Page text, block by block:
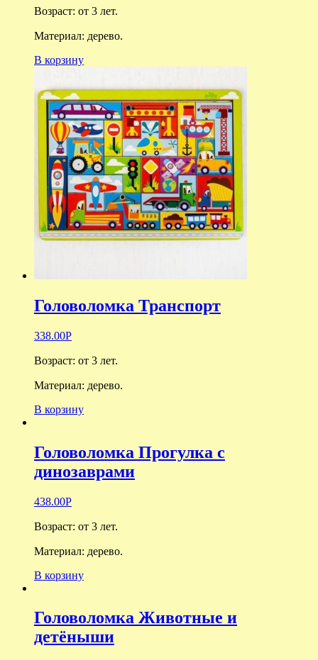
Возраст: от 3 лет.
Материал: дерево.
В корзину
Головоломка Транспорт
338.00Р
Возраст: от 3 лет.
Материал: дерево.
В корзину
Головоломка Прогулка с
динозаврами
438.00Р
Возраст: от 3 лет.
Материал: дерево.
В корзину
Головоломка Животные и
детёныши